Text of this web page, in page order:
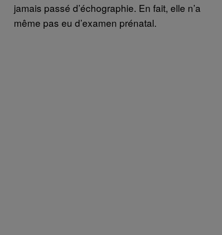
jamais passé d’échographie. En fait, elle n’a
même pas eu d’examen prénatal.